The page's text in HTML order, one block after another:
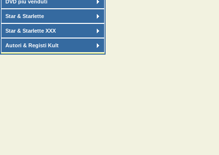
DVD più venduti
Star & Starlette
Star & Starlette XXX
Autori & Registi Kult